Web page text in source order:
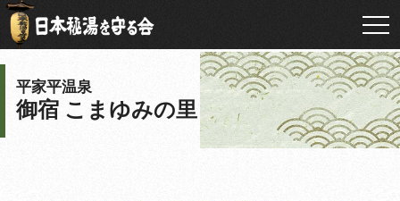
平家平温泉
御宿 こまゆみの里